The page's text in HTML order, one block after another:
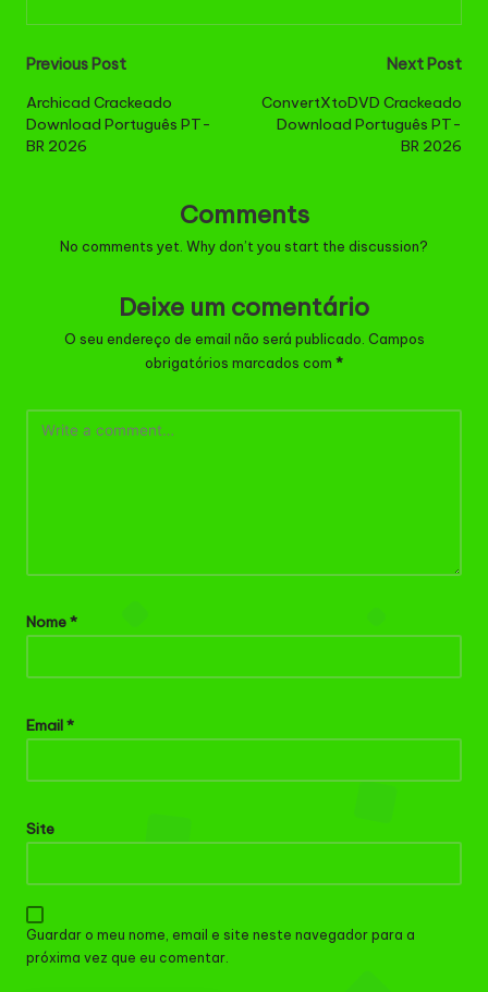
Post
navigation
Previous Post
Archicad Crackeado
Download Português PT-
BR 2026
Next Post
ConvertXtoDVD Crackeado
Download Português PT-
BR 2026
Comments
No comments yet. Why don’t you start the discussion?
Deixe um comentário
O seu endereço de email não será publicado. Campos
obrigatórios marcados com *
Nome*
Email*
Site
Guardar o meu nome, email e site neste navegador para a
próxima vez que eu comentar.